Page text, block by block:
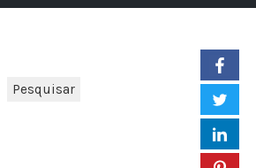
Pesquisar